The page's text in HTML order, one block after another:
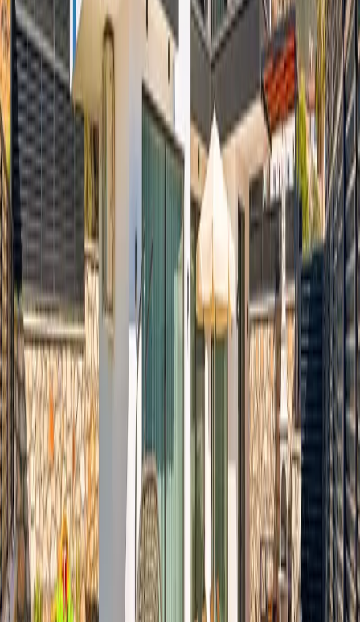
Yatak Odaları:
1.Yatak Odası:
1 adet çift kişilik yatak, elbise dolabı, makyaj
masası, jakuzi, komodin ve banyo bulunmaktadır
2.Yatak Odası:
2 adet çift kişilik yatak, elbise dolabı, makyaj
masası, jakuzi, komodin ve banyo bulunmaktadır
Başlangıç Fiyatı
5.710
gecelik en düşük fiyat
başlayan fiyatlarla
Resmi Belge
Kültür ve Turizm Bakanlığı
Belge No:07-8913
Giriş - Çıkış Tarihi Tarih aralığı seçin
Yetişkin Çocuk
Konaklama Kuralı
Minimum4 gece
Rezerve Et
Hızlı İletişim
+90(242) 844-3312
+90(541) 844-3312
info@tatilvillasi.com.tr
Başlangıç Fiyatı
₺
5.710/geceden
başlayan fiyatlarla